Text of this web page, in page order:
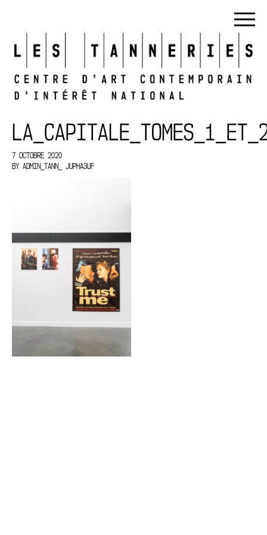
7 OCTOBRE 2020
BY ADMIN_TANN_ JUPHA3UF